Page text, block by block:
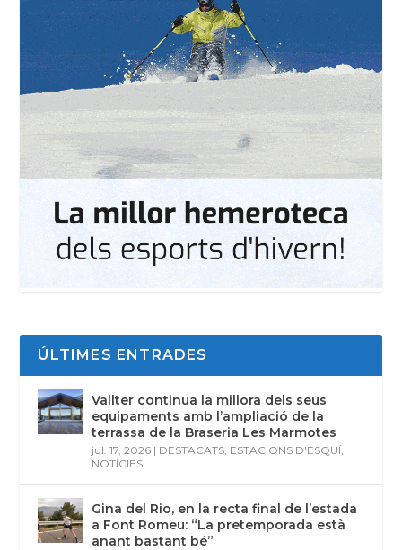
ÚLTIMES ENTRADES
Vallter continua la millora dels seus
equipaments amb l’ampliació de la
terrassa de la Braseria Les Marmotes
jul. 17, 2026 | DESTACATS ESTACIONS D'ESQUÍ
NOTÍCIES
Gina del Rio, en la recta final de l’estada
a Font Romeu: “La pretemporada està
anant bastant bé”